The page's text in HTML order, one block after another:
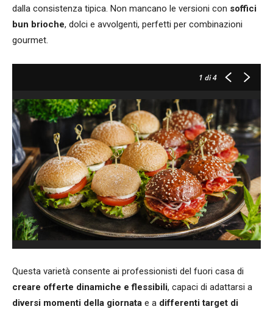
dalla consistenza tipica. Non mancano le versioni con soffici
bun brioche, dolci e avvolgenti, perfetti per combinazioni
gourmet.
1 di 4
Questa varietà consente ai professionisti del fuori casa di
creare offerte dinamiche e flessibili, capaci di adattarsi a
diversi momenti della giornata e a differenti target di